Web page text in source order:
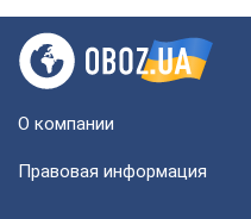
О компании
Правовая информация